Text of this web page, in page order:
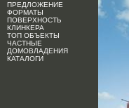
ПРЕДЛОЖЕНИЕ
ФОРМАТЫ
ПОВЕРХНОСТЬ
КЛИНКЕРА
ТОП ОБЪЕКТЫ
ЧАСТНЫЕ
ДОМОВЛАДЕНИЯ
КАТАЛОГИ